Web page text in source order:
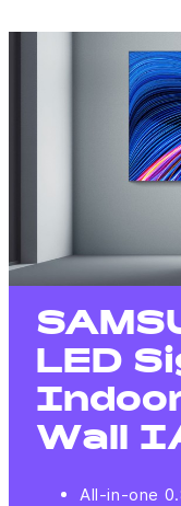
LED
Wall
All-in-one